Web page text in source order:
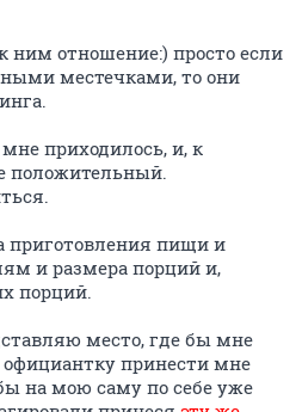
отношение:) просто если
местечками, то они
приходилось, и, к
положительный.
приготовления пищи и
и размера порций и,
порций.
место, где бы мне
принести мне
на мою саму по себе уже